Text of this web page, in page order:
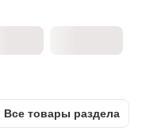
Все товары раздела